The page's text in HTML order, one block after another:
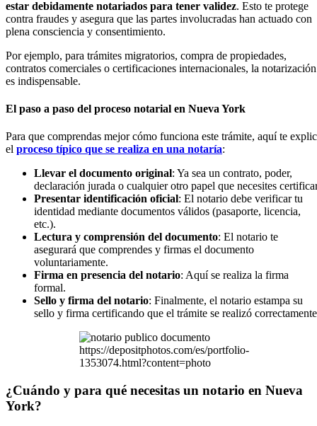
estar debidamente notariados para tener validez. Esto te protege
contra fraudes y asegura que las partes involucradas han actuado con
plena consciencia y consentimiento.
Por ejemplo, para trámites migratorios, compra de propiedades,
contratos comerciales o certificaciones internacionales, la notarización
es indispensable.
El paso a paso del proceso notarial en Nueva York
Para que comprendas mejor cómo funciona este trámite, aquí te
el proceso típico que se realiza en una notaría:
Llevar el documento original: Ya sea un contrato, poder,
declaración jurada o cualquier otro papel que necesites
Presentar identificación oficial: El notario debe verificar tu
identidad mediante documentos válidos (pasaporte, licencia,
etc.).
Lectura y comprensión del documento: El notario te
asegurará que comprendes y firmas el documento
voluntariamente.
Firma en presencia del notario: Aquí se realiza la firma
formal.
Sello y firma del notario: Finalmente, el notario estampa su
sello y firma certificando que el trámite se realizó
https://depositphotos.com/es/portfolio-
1353074.html?content=photo
¿Cuándo y para qué necesitas un notario en Nueva
York?